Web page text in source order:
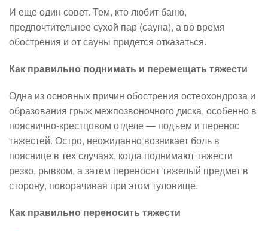
И еще один совет. Тем, кто любит баню,
предпочтительнее сухой пар (сауна), а во время
обострения и от сауны придется отказаться.
Как правильно поднимать и перемещать тяжести
Одна из основных причин обострения остеохондроза и
образования грыж межпозвоночного диска, особенно в
пояснично-крестцовом отделе — подъем и перенос
тяжестей. Остро, неожиданно возникает боль в
пояснице в тех случаях, когда поднимают тяжести
резко, рывком, а затем переносят тяжелый предмет в
сторону, поворачивая при этом туловище.
Как правильно переносить тяжести